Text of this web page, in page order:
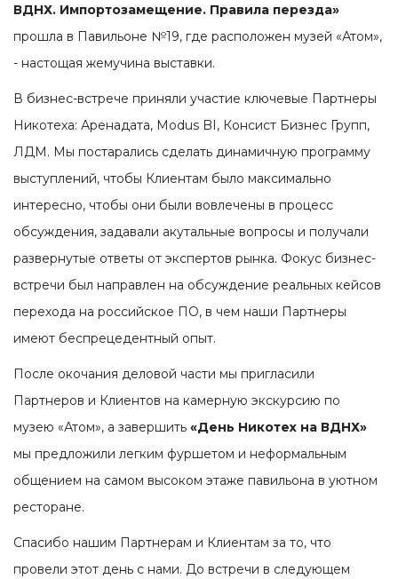
ВДНХ. Импортозамещение. Правила перезда»
прошла в Павильоне №19, где расположен музей «Атом»,
- настощая жемучина выставки.
В бизнес-встрече приняли участие ключевые Партнеры
Никотеха: Аренадата, Modus BI, Консист Бизнес Групп,
ЛДМ. Мы постарались сделать динамичную программу
выступлений, чтобы Клиентам было максимально
интересно, чтобы они были вовлечены в процесс
обсуждения, задавали акутальные вопросы и получали
развернутые ответы от экспертов рынка. Фокус бизнес-
встречи был направлен на обсуждение реальных кейсов
перехода на российское ПО, в чем наши Партнеры
имеют беспрецедентный опыт.
После окочания деловой части мы пригласили
Партнеров и Клиентов на камерную экскурсию по
музею «Атом», а завершить «День Никотех на ВДНХ»
мы предложили легким фуршетом и неформальным
общением на самом высоком этаже павильона в уютном
ресторане.
Спасибо нашим Партнерам и Клиентам за то, что
провели этот день с нами. До встречи в следующем